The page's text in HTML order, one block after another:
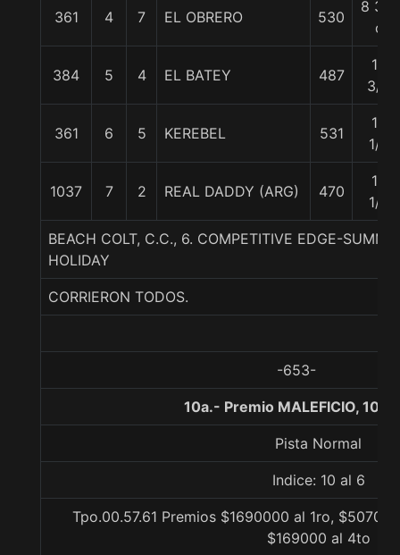
361 4 7 EL OBRERO 530
8 3/4
c
384 5 4 EL BATEY 487
10
3/4
361 6 5 KEREBEL 531
12
1/4
1037 7 2 REAL DADDY (ARG) 470
13
1/2
BEACH COLT, C.C., 6. COMPETITIVE EDGE-
HOLIDAY
CORRIERON TODOS.
-653-
10a.- Premio MALEFICIO,
Pista Normal
Indice: 10 al 6
Tpo.00.57.61 Premios $1690000 al 1ro,
$169000 al 4to